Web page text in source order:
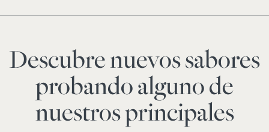
Descubre nuevos sabores
probando alguno de
nuestros principales